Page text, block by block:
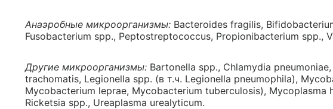
Анаэробные микроорганизмы: Bacteroides fragilis,
Fusobacterium spp., Peptostreptococcus, Propionibacterium spp.,
Другие микроорганизмы: Bartonella spp., Chlamydia
trachomatis, Legionella spp. (в т.ч. Legionella pneumophila),
Mycobacterium leprae, Mycobacterium tuberculosis), Mycoplasma
Ricketsia spp., Ureaplasma urealyticum.